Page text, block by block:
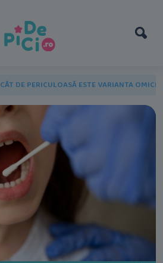
CÂT DE PERICULOASĂ ESTE VARIANTA